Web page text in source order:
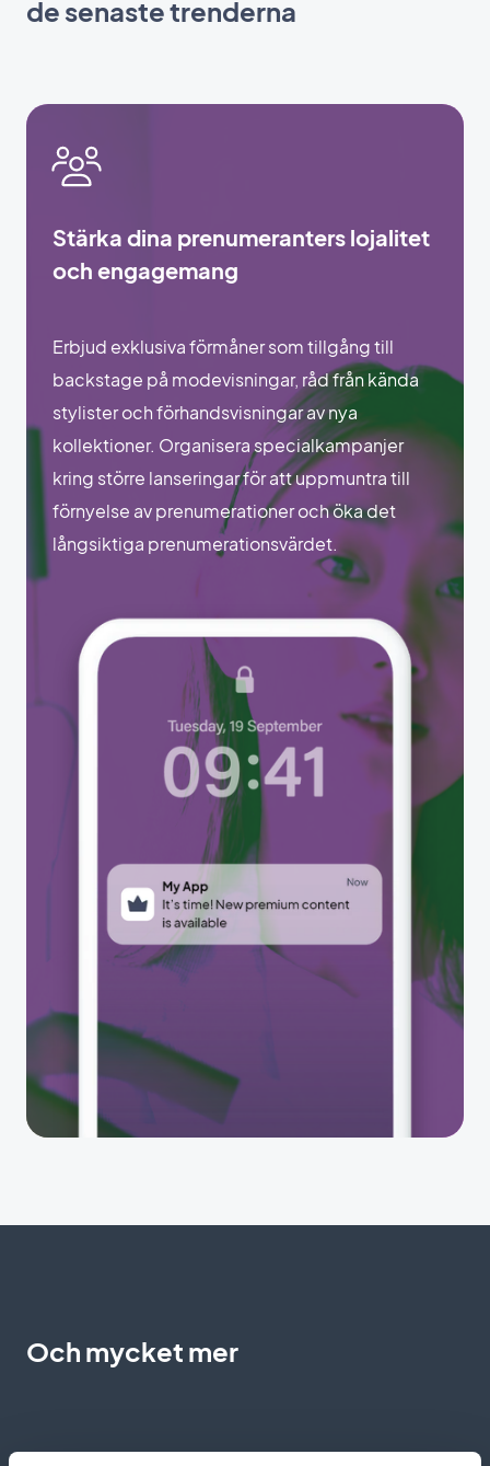
de senaste trenderna
Stärka dina prenumeranters lojalitet
och engagemang
Erbjud exklusiva förmåner som tillgång till
backstage på modevisningar, råd från kända
stylister och förhandsvisningar av nya
kollektioner. Organisera specialkampanjer
kring större lanseringar för att uppmuntra till
förnyelse av prenumerationer och öka det
långsiktiga prenumerationsvärdet.
Och mycket mer